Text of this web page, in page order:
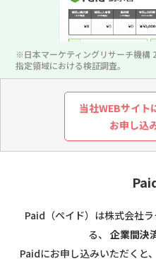
※日本マーケティングリサーチ機構
指定領域における検証調査。
当社WEBサイト
お申し込
Paid（ペイド）は株式会社
る、 企業間決
Paidにお申し込みいただくと